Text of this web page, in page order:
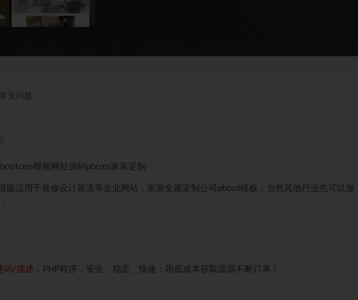
常见问题
模板网站源码pbcms家装定制
版适用于装修设计装潢等企业网站，家装全屋定制公司pboot模板，当然其他行业也可以做
词/描述 ，PHP程序，安全、稳定、快速；用低成本获取源源不断订单！